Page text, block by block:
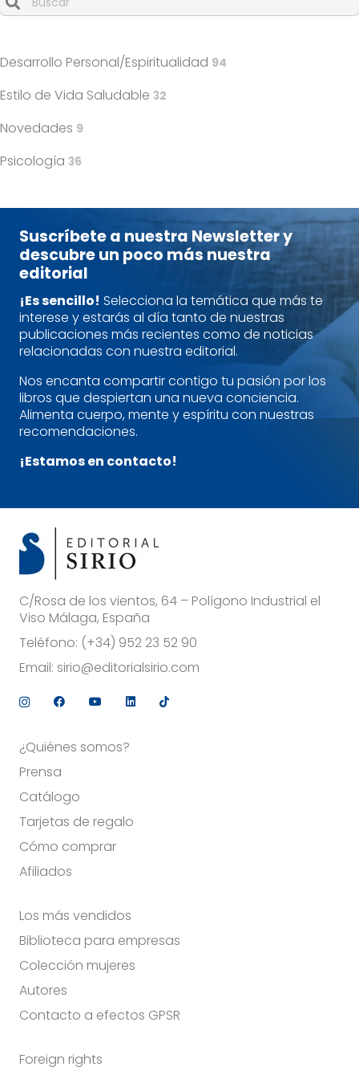
Desarrollo Personal/Espiritualidad 94
Estilo de Vida Saludable 32
Novedades 9
Psicología 36
Suscríbete a nuestra Newsletter y
descubre un poco más nuestra
editorial
¡Es sencillo! Selecciona la temática que más te
interese y estarás al día tanto de nuestras
publicaciones más recientes como de noticias
relacionadas con nuestra editorial.
Nos encanta compartir contigo tu pasión por los
libros que despiertan una nueva conciencia.
Alimenta cuerpo, mente y espíritu con nuestras
recomendaciones.
¡Estamos en contacto!
C/Rosa de los vientos, 64 – Polígono Industrial el
Viso Málaga, España
Teléfono: (+34) 952 23 52 90
Email: sirio@editorialsirio.com
¿Quiénes somos?
Prensa
Catálogo
Tarjetas de regalo
Cómo comprar
Afiliados
Los más vendidos
Biblioteca para empresas
Colección mujeres
Autores
Contacto a efectos GPSR
Foreign rights